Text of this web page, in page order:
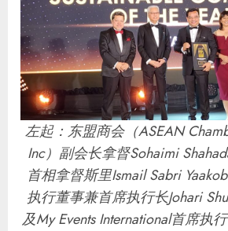
左起：东盟商会（ASEAN
Inc）副会长拿督Sohaimi
首相拿督斯里Ismail Sabri
执行董事兼首席执行长Johari
及My Events International首席执